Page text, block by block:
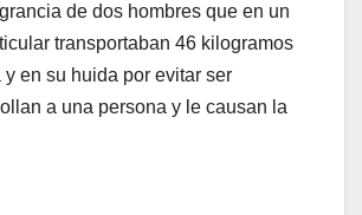
de dos hombres que en un
transportaban 46 kilogramos
en su huida por evitar ser
a una persona y le causan la